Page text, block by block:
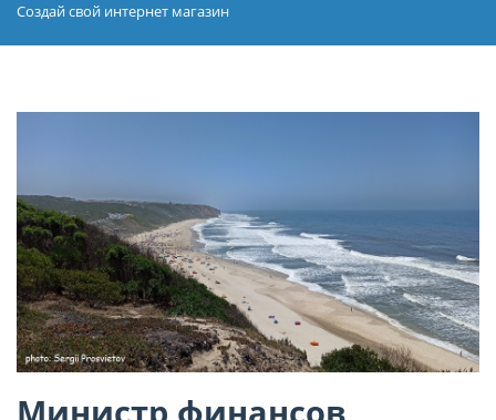
Создай свой интернет магазин